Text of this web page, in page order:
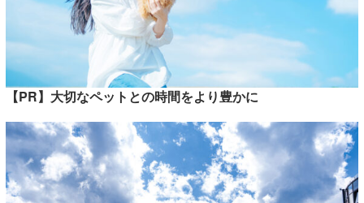
【PR】大切なペットとの時間をより豊かに